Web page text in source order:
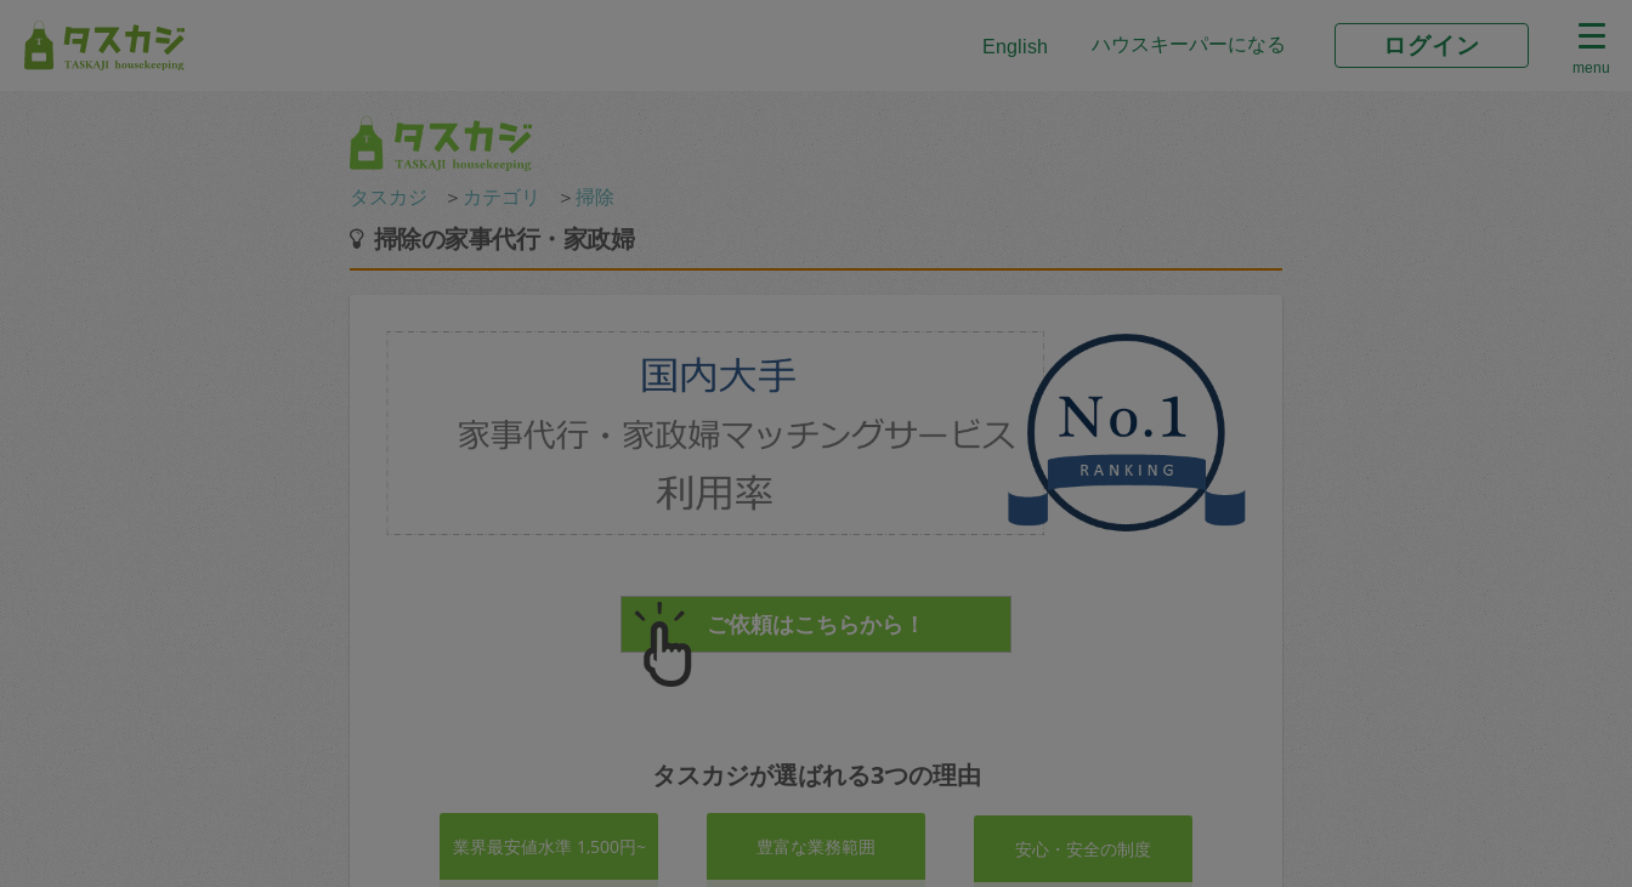
English ハウスキーパーになる ログイン
menu
タスカジ ＞ カテゴリ ＞掃除
掃除の家事代行・家政婦
タスカジが選ばれる3つの理由
業界最安値水準 1,500円~ 豊富な業務範囲 安心・安全の制度